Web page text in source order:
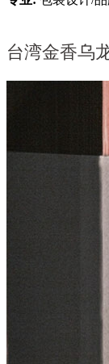
台湾金香乌